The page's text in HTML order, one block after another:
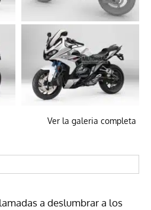
Ver la galeria completa
a deslumbrar a los